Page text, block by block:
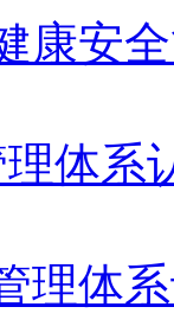
康安
体系
理体